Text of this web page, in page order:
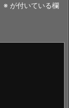
※ が付いている欄